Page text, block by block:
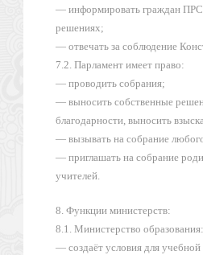
— информировать граждан ПРС
решениях;
— отвечать за соблюдение
7.2. Парламент имеет право:
— проводить собрания;
— выносить собственные
благодарности, выносить
— вызывать на собрание
— приглашать на собрание
учителей.
8. Функции министерств:
8.1. Министерство образования:
— создаёт условия для учебной